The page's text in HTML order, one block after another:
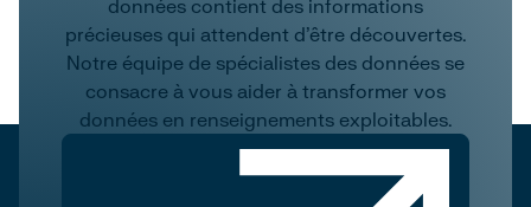
données contient des informations
précieuses qui attendent d'être découvertes.
Notre équipe de spécialistes des données se
consacre à vous aider à transformer vos
données en renseignements exploitables.